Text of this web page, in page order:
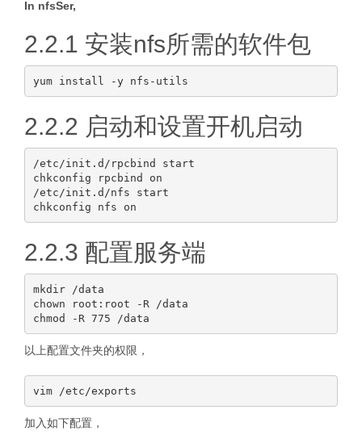
In nfsSer,
2.2.1 安装nfs所需的软件包
2.2.2 启动和设置开机启动
/etc/init.d/rpcbind start
chkconfig rpcbind on
/etc/init.d/nfs start
2.2.3 配置服务端
mkdir /data
chown root:root -R /data
以上配置文件夹的权限，
加入如下配置，